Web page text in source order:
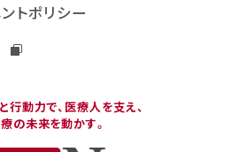
行動力で、医療人を支え、
の未来を動かす。
トポリシー